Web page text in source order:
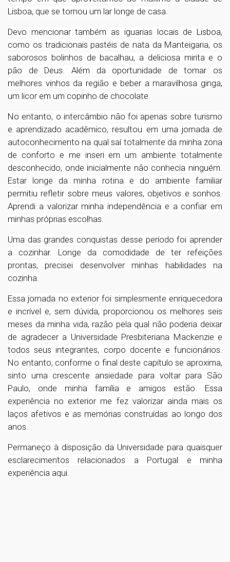
Lisboa, que se tornou um lar longe de casa.
Devo mencionar também as iguarias locais de Lisboa,
como os tradicionais pastéis de nata da Manteigaria, os
saborosos bolinhos de bacalhau, a deliciosa mirita e o
pão de Deus. Além da oportunidade de tomar os
melhores vinhos da região e beber a maravilhosa ginga,
um licor em um copinho de chocolate.
No entanto, o intercâmbio não foi apenas sobre turismo
e aprendizado acadêmico, resultou em uma jornada de
autoconhecimento na qual saí totalmente da minha zona
de conforto e me inseri em um ambiente totalmente
desconhecido, onde inicialmente não conhecia ninguém.
Estar longe da minha rotina e do ambiente familiar
permitiu refletir sobre meus valores, objetivos e sonhos.
Aprendi a valorizar minha independência e a confiar em
minhas próprias escolhas.
Uma das grandes conquistas desse período foi aprender
a cozinhar. Longe da comodidade de ter refeições
prontas, precisei desenvolver minhas habilidades na
cozinha.
Essa jornada no exterior foi simplesmente enriquecedora
e incrível e, sem dúvida, proporcionou os melhores seis
meses da minha vida, razão pela qual não poderia deixar
de agradecer a Universidade Presbiteriana Mackenzie e
todos seus integrantes, corpo docente e funcionários.
No entanto, conforme o final deste capítulo se aproxima,
sinto uma crescente ansiedade para voltar para São
Paulo, onde minha família e amigos estão. Essa
experiência no exterior me fez valorizar ainda mais os
laços afetivos e as memórias construídas ao longo dos
anos.
Permaneço à disposição da Universidade para quaisquer
esclarecimentos relacionados a Portugal e minha
experiência aqui.